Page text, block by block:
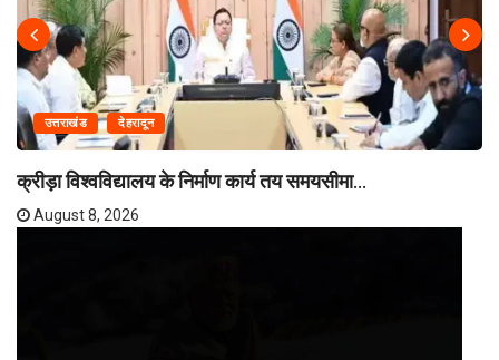
उत्तराखंड देहरादून
क्रीड़ा विश्वविद्यालय के निर्माण कार्य तय समयसीमा...
August 8, 2026